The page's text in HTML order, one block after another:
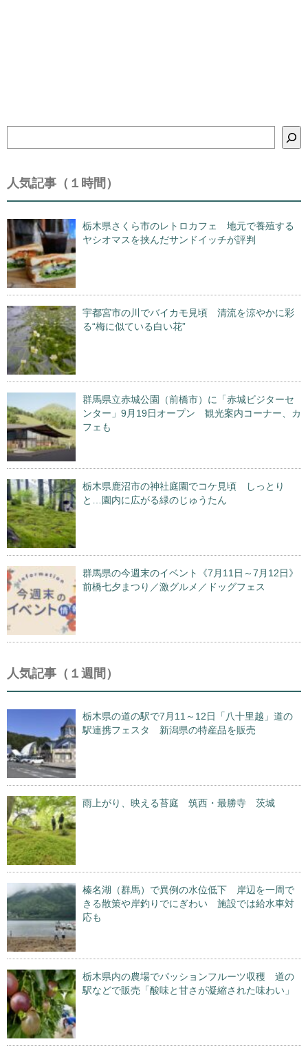
索
人気記事（１時間）
栃木県さくら市のレトロカフェ 地元で養殖する
ヤシオマスを挟んだサンドイッチが評判
宇都宮市の川でバイカモ見頃 清流を涼やかに彩
る“梅に似ている白い花”
群馬県立赤城公園（前橋市）に「赤城ビジターセ
ンター」9月19日オープン 観光案内コーナー、カ
フェも
栃木県鹿沼市の神社庭園でコケ見頃 しっとり
と…園内に広がる緑のじゅうたん
群馬県の今週末のイベント《7月11日～7月12日》
前橋七夕まつり／激グルメ／ドッグフェス
人気記事（１週間）
栃木県の道の駅で7月11～12日「八十里越」道の
駅連携フェスタ 新潟県の特産品を販売
雨上がり、映える苔庭 筑西・最勝寺 茨城
榛名湖（群馬）で異例の水位低下 岸辺を一周で
きる散策や岸釣りでにぎわい 施設では給水車対
応も
栃木県内の農場でパッションフルーツ収穫 道の
駅などで販売「酸味と甘さが凝縮された味わい」